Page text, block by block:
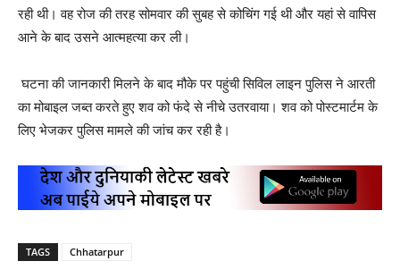
रही थी। वह रोज की तरह सोमवार की सुबह से कोचिंग गई थी और यहां से वापिस
आने के बाद उसने आत्महत्या कर ली।
घटना की जानकारी मिलने के बाद मौके पर पहुंची सिविल लाइन पुलिस ने आरती
का मोबाइल जब्त करते हुए शव को फंदे से नीचे उतरवाया। शव को पोस्टमार्टम के
लिए भेजकर पुलिस मामले की जांच कर रही है।
TAGS Chhatarpur